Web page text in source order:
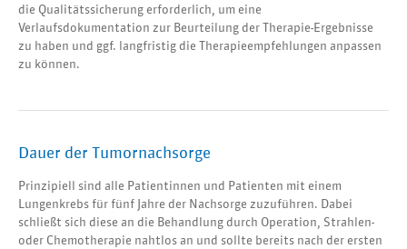
die Qualitätssicherung erforderlich, um eine
Verlaufsdokumentation zur Beurteilung der Therapie-Ergebnisse
zu haben und ggf. langfristig die Therapieempfehlungen anpassen
zu können.
Dauer der Tumornachsorge
Prinzipiell sind alle Patientinnen und Patienten mit einem
Lungenkrebs für fünf Jahre der Nachsorge zuzuführen. Dabei
schließt sich diese an die Behandlung durch Operation, Strahlen-
oder Chemotherapie nahtlos an und sollte bereits nach der ersten